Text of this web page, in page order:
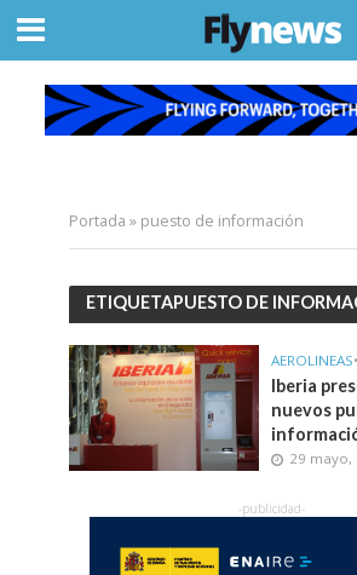
Portada » puesto de información
ETIQUETAPUESTO DE
AEROLINEAS•
Iberia
nuevos
29 mayo,